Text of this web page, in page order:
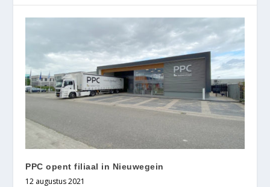
PPC opent filiaal in Nieuwegein
12 augustus 2021